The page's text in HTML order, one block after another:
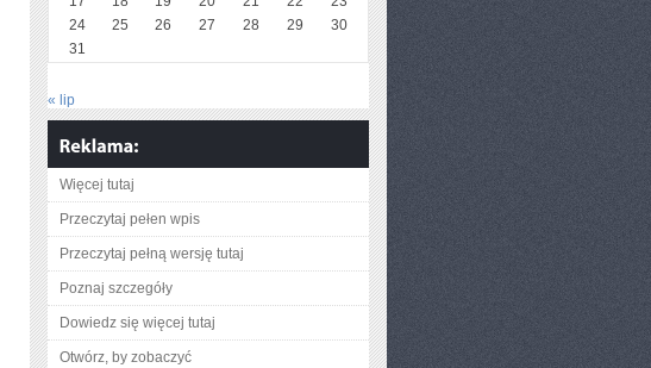
24
25 26 27 28 29
30
31
« lip
Więcej tutaj
Przeczytaj pełen wpis
Przeczytaj pełną wersję tutaj
Poznaj szczegóły
Dowiedz się więcej tutaj
Otwórz, by zobaczyć